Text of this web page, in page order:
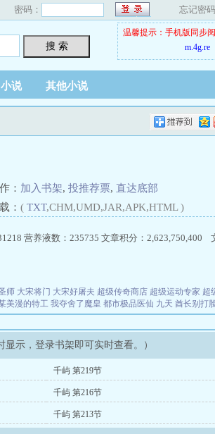
密码： 忘记密码
搜 索
温馨提示：手机版同步
m.4g.re
说 其他小说
： 加入书架, 投推荐票, 直达底部
： ( TXT,CHM,UMD,JAR,APK,HTML )
营养液数：235735 文章积分：
师 大宋将门 大宋好屠夫 超级传奇商店 超级运动专家 超
美漫的特工 我夺舍了魔皇 都市极品医仙 九天 酋长别打
示，登录书架即可实时查看。）
千屿 第219节
千屿 第216节
千屿 第213节